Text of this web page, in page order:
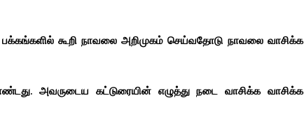
கூறி நாவலை அறிமுகம் செய்வதோடு நாவலை வாசிக்க
அவருடைய கட்டுரையின் எழுத்து நடை வாசிக்க வாசிக்க